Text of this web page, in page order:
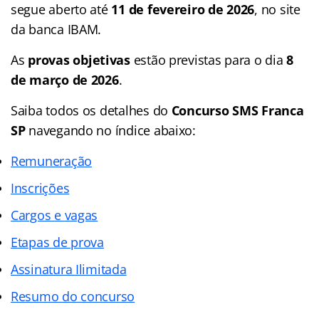
segue aberto até 11 de fevereiro de 2026, no site
da banca IBAM.
As provas objetivasestão previstas para o dia8
de março de 2026.
Saiba todos os detalhes do Concurso SMS Franca
SPnavegando no índice abaixo:
Remuneração
Inscrições
Cargos e vagas
Etapas de prova
Assinatura Ilimitada
Resumo do concurso